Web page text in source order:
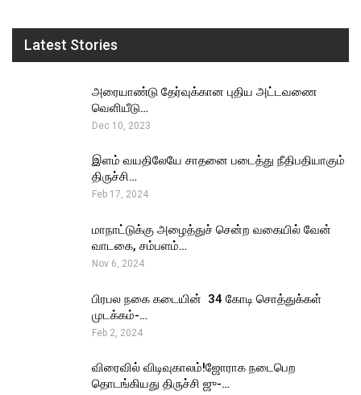
Latest Stories
அரையாண்டு தேர்வுக்கான புதிய அட்டவணை
வெளியீடு…
Dec 10, 2023
இளம் வயதிலேயே சாதனை படைத்து நீதிபதியாகும்
திருச்சி…
Feb 17, 2024
மாநாட்டுக்கு அழைத்துச் சென்ற வகையில் வேன்
வாடகை, சம்பளம்…
Nov 6, 2024
பிரபல நகை கடையின் ₹ 34 கோடி சொத்துக்கள்
முடக்கம்-…
Feb 2, 2024
விரைவில் விடிவுகாலம்!ஜோராக நடைபெற
தொடங்கியது திருச்சி ஜு-…